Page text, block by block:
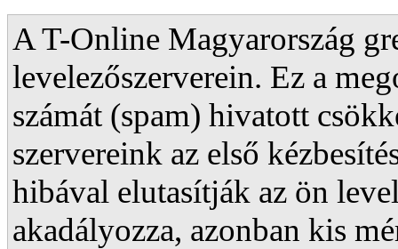
A T-Online Magyarország
levelezőszerverein. Ez a
számát (spam) hivatott
szervereink az első
hibával elutasítják az ön
akadályozza, azonban kis